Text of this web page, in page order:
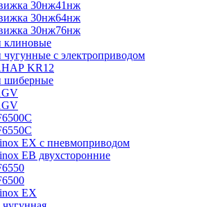
30нж41нж
30нж64нж
30нж76нж
клиновые
с электроприводом
KR12
шиберные
EX с пневмоприводом
EB двухсторонние
EX